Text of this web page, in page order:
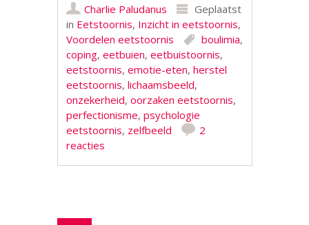
Charlie Paludanus
Geplaatst
in Eetstoornis, Inzicht in eetstoornis,
Voordelen eetstoornis
boulimia,
coping,eetbuien,eetbuistoornis,
eetstoornis,emotie-eten,herstel
eetstoornis,lichaamsbeeld,
onzekerheid,oorzaken eetstoornis,
perfectionisme,psychologie
eetstoornis, zelfbeeld
2
reacties